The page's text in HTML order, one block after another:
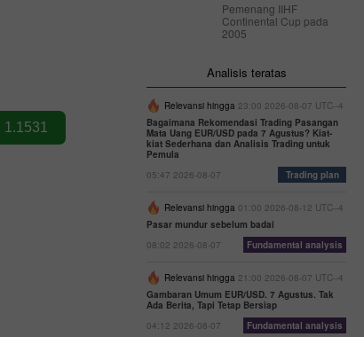
Pemenang IIHF
Continental Cup pada
2005
Analisis teratas
Relevansi hingga 23:00 2026-08-07 UTC--4
Bagaimana Rekomendasi Trading Pasangan
Mata Uang EUR/USD pada 7 Agustus? Kiat-
kiat Sederhana dan Analisis Trading untuk
Pemula
05:47 2026-08-07
Trading plan
Relevansi hingga 01:00 2026-08-12 UTC--4
Pasar mundur sebelum badai
08:02 2026-08-07
Fundamental analysis
Relevansi hingga 21:00 2026-08-07 UTC--4
Gambaran Umum EUR/USD. 7 Agustus. Tak
Ada Berita, Tapi Tetap Bersiap
04:12 2026-08-07
Fundamental analysis